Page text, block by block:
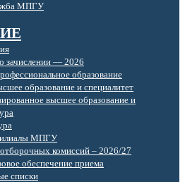
МПГУ
зачислении — 2026
образование
образование и специалитет
высшее образование и
МПГУ
комиссий – 2026/27
обеспечение приема
списки